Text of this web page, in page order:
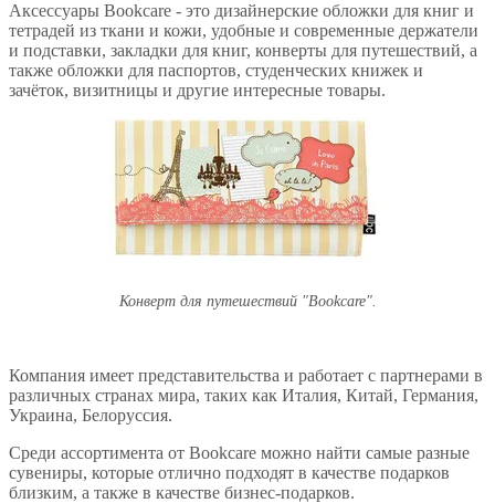
Аксессуары Bookcare - это дизайнерские обложки для книг и
тетрадей из ткани и кожи, удобные и современные держатели
и подставки, закладки для книг, конверты для путешествий, а
также обложки для паспортов, студенческих книжек и
зачёток, визитницы и другие интересные товары.
Конверт для путешествий "Bookcare".
Компания имеет представительства и работает с партнерами в
различных странах мира, таких как Италия, Китай, Германия,
Украина, Белоруссия.
Среди ассортимента от Bookcare можно найти самые разные
сувениры, которые отлично подходят в качестве подарков
близким, а также в качестве бизнес-подарков.